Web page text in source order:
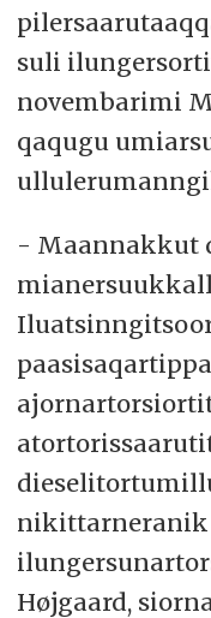
suli
novembarimi
qaqugu
- Maannakkut
Højgaard,